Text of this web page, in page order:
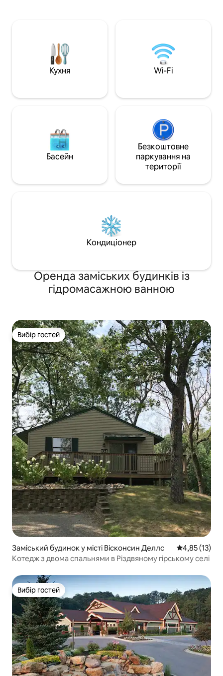
★ ✨ спостереження за зірками 🔥 ★
Вид на затишну сосну 🌲 ★
БЕЗКОШТОВНА ЗАРЯДКА ДЛЯ
ЕЛЕКТРОМОБІЛІВ ★ Професійне
25 років. Це вимагається місцевими
заходи на
комфортні місця
дня на озері або
Кухня Wi-Fi
Басейн
Безкоштовне
паркування на
території
Кондиціонер
Оренда заміських будинків із
гідромасажною ванною
Вибір гостей
Вибір гостей
Заміський будинок у місті Вісконсин Деллс Середня
4,85 (13)
Котедж з двома спальнями в Різдвяному гірському селі
Вибір гостей
Вибір гостей